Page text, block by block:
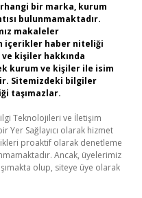
bir marka, kurum
bulunmamaktadır.
makaleler
içerikler haber niteliği
kişiler hakkında
kurum ve kişiler ile isim
Sitemizdeki bilgiler
taşımazlar.
Teknolojileri ve İletişim
Yer Sağlayıcı olarak hizmet
proaktif olarak denetleme
Ancak, üyelerimiz
olup, siteye üye olarak